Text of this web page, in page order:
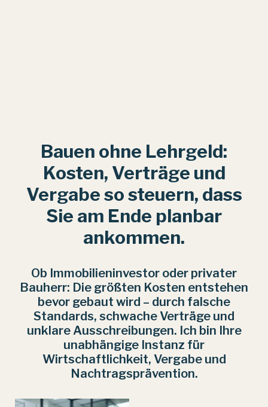
Bauen ohne Lehrgeld:
Kosten, Verträge und
Vergabe so steuern, dass
Sie am Ende planbar
ankommen.
Ob Immobilieninvestor oder privater
Bauherr: Die größten Kosten entstehen
bevor gebaut wird – durch falsche
Standards, schwache Verträge und
unklare Ausschreibungen. Ich bin Ihre
unabhängige Instanz für
Wirtschaftlichkeit, Vergabe und
Nachtragsprävention.